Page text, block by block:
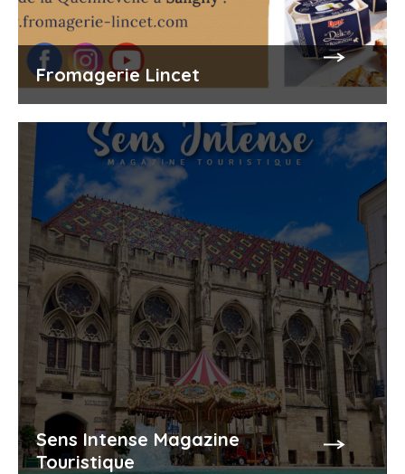
Fromagerie Lincet
Sens Intense Magazine
Touristique